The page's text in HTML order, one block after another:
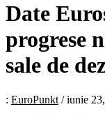
Date
progrese
sale de
: EuroPunkt /iunie